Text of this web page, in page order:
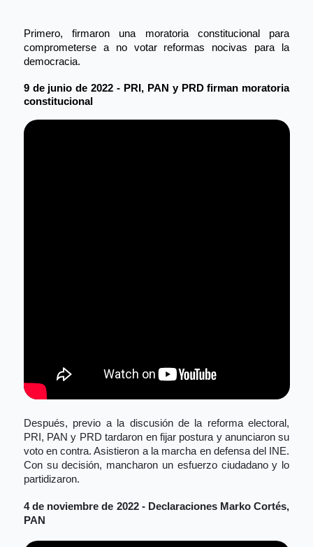
Primero, firmaron una moratoria constitucional para
comprometerse a no votar reformas nocivas para la
democracia.
9 de junio de 2022 - PRI, PAN y PRD firman moratoria
constitucional
Después, previo a la discusión de la reforma electoral,
PRI, PAN y PRD tardaron en fijar postura y anunciaron su
voto en contra. Asistieron a la marcha en defensa del INE.
Con su decisión, mancharon un esfuerzo ciudadano y lo
partidizaron.
4 de noviembre de 2022 - Declaraciones Marko Cortés,
PAN